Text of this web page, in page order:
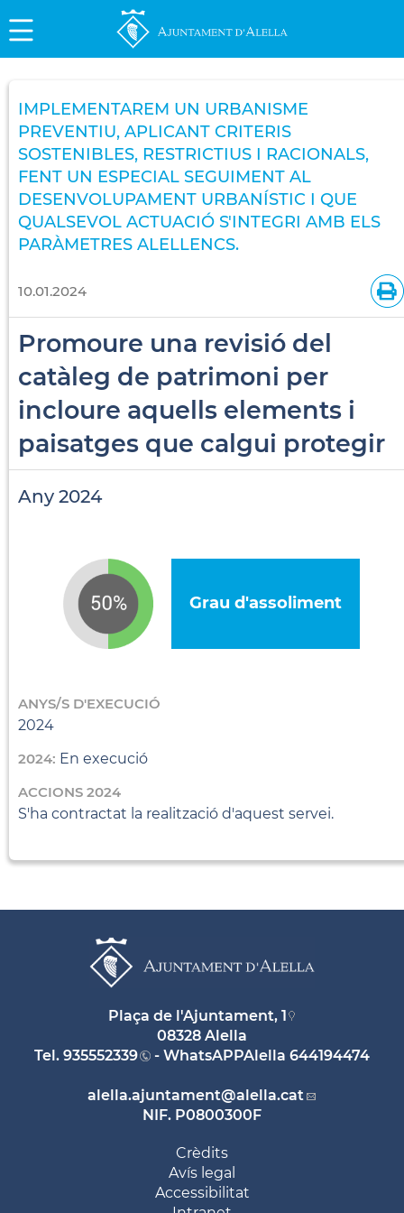
IMPLEMENTAREM UN URBANISME
PREVENTIU, APLICANT CRITERIS
SOSTENIBLES, RESTRICTIUS I RACIONALS,
FENT UN ESPECIAL SEGUIMENT AL
DESENVOLUPAMENT URBANÍSTIC I QUE
QUALSEVOL ACTUACIÓ S'INTEGRI AMB ELS
PARÀMETRES ALELLENCS.
10.01.2024
Promoure una revisió del
catàleg de patrimoni per
incloure aquells elements i
paisatges que calgui protegir
Any 2024
Grau d'assoliment
ANYS/S D'EXECUCIÓ
2024
2024: En execució
ACCIONS 2024
S'ha contractat la realització d'aquest servei.
Plaça de l'Ajuntament, 1
08328 Alella
Tel. 935552339 - WhatsAPPAlella 644194474
alella.ajuntament@alella.cat
NIF. P0800300F
Crèdits
Avís legal
Accessibilitat